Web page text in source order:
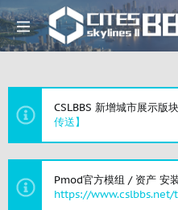
CSLBBS 新增城市展示版
传送】
Pmod官方模组 / 资产 安
https://www.cslbbs.net/